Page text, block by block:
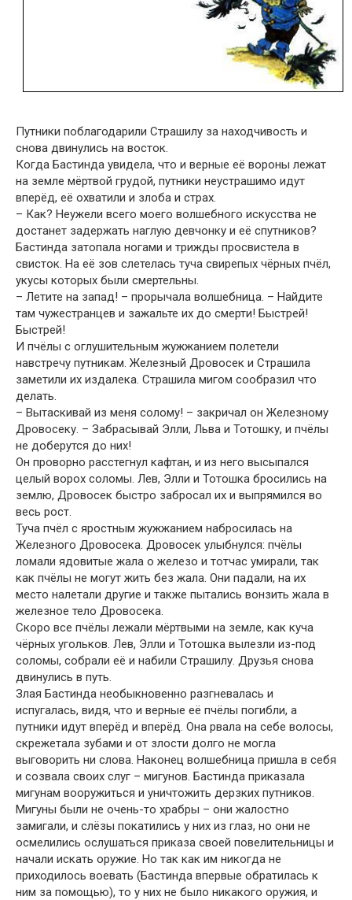
Путники поблагодарили Страшилу за находчивость и
снова двинулись на восток.
Когда Бастинда увидела, что и верные её вороны лежат
на земле мёртвой грудой, путники неустрашимо идут
вперёд, её охватили и злоба и страх.
– Как? Неужели всего моего волшебного искусства не
достанет задержать наглую девчонку и её спутников?
Бастинда затопала ногами и трижды просвистела в
свисток. На её зов слетелась туча свирепых чёрных пчёл,
укусы которых были смертельны.
– Летите на запад! – прорычала волшебница. – Найдите
там чужестранцев и зажальте их до смерти! Быстрей!
Быстрей!
И пчёлы с оглушительным жужжанием полетели
навстречу путникам. Железный Дровосек и Страшила
заметили их издалека. Страшила мигом сообразил что
делать.
– Вытаскивай из меня солому! – закричал он Железному
Дровосеку. – Забрасывай Элли, Льва и Тотошку, и пчёлы
не доберутся до них!
Он проворно расстегнул кафтан, и из него высыпался
целый ворох соломы. Лев, Элли и Тотошка бросились на
землю, Дровосек быстро забросал их и выпрямился во
весь рост.
Туча пчёл с яростным жужжанием набросилась на
Железного Дровосека. Дровосек улыбнулся: пчёлы
ломали ядовитые жала о железо и тотчас умирали, так
как пчёлы не могут жить без жала. Они падали, на их
место налетали другие и также пытались вонзить жала в
железное тело Дровосека.
Скоро все пчёлы лежали мёртвыми на земле, как куча
чёрных угольков. Лев, Элли и Тотошка вылезли из-под
соломы, собрали её и набили Страшилу. Друзья снова
двинулись в путь.
Злая Бастинда необыкновенно разгневалась и
испугалась, видя, что и верные её пчёлы погибли, а
путники идут вперёд и вперёд. Она рвала на себе волосы,
скрежетала зубами и от злости долго не могла
выговорить ни слова. Наконец волшебница пришла в себя
и созвала своих слуг – мигунов. Бастинда приказала
мигунам вооружиться и уничтожить дерзких путников.
Мигуны были не очень-то храбры – они жалостно
замигали, и слёзы покатились у них из глаз, но они не
осмелились ослушаться приказа своей повелительницы и
начали искать оружие. Но так как им никогда не
приходилось воевать (Бастинда впервые обратилась к
ним за помощью), то у них не было никакого оружия, и